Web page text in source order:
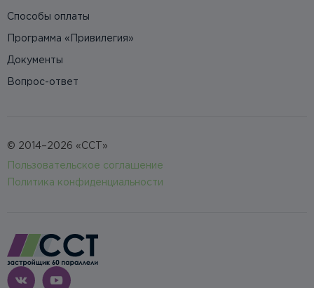
Способы оплаты
Программа «Привилегия»
Документы
Вопрос-ответ
© 2014–2026 «ССТ»
Пользовательское соглашение
Политика конфиденциальности